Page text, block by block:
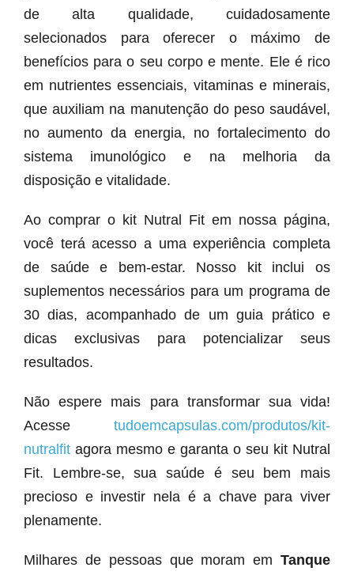
de alta qualidade, cuidadosamente
selecionados para oferecer o máximo de
benefícios para o seu corpo e mente. Ele é rico
em nutrientes essenciais, vitaminas e minerais,
que auxiliam na manutenção do peso saudável,
no aumento da energia, no fortalecimento do
sistema imunológico e na melhoria da
disposição e vitalidade.
Ao comprar o kit Nutral Fit em nossa página,
você terá acesso a uma experiência completa
de saúde e bem-estar. Nosso kit inclui os
suplementos necessários para um programa de
30 dias, acompanhado de um guia prático e
dicas exclusivas para potencializar seus
resultados.
Não espere mais para transformar sua vida!
Acesse tudoemcapsulas.com/produtos/kit-
nutralfit agora mesmo e garanta o seu kit Nutral
Fit. Lembre-se, sua saúde é seu bem mais
precioso e investir nela é a chave para viver
plenamente.
Milhares de pessoas que moram em Tanque